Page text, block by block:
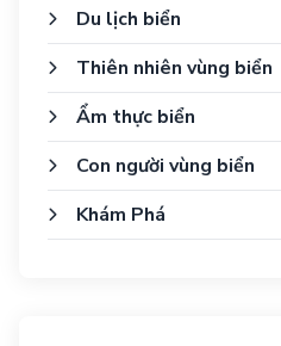
Du lịch biển
Thiên nhiên vùng biển
Ẩm thực biển
Con người vùng biển
Khám Phá